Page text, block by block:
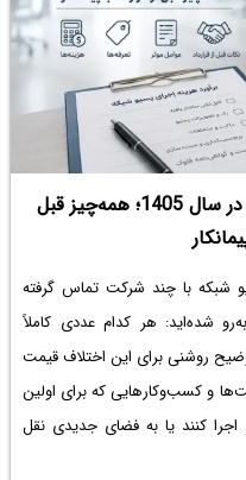
هزینه و تعرفه اجرای پسیو شبکه در سال 1405؛ همه‌چیز قبل
شبکه با چند شرکت تماس گرفته
شده‌اید: هر کدام عددی کاملاً
توضیح روشنی برای این اختلاف قیمت
و کسب‌وکارهایی که برای اولین
کنند یا به فضای جدیدی نقل